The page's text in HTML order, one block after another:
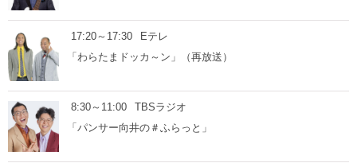
17:20～17:30
Eテレ
「わらたまドッカ～ン」（再放送）
8:30～11:00
TBSラジオ
「パンサー向井の＃ふらっと」